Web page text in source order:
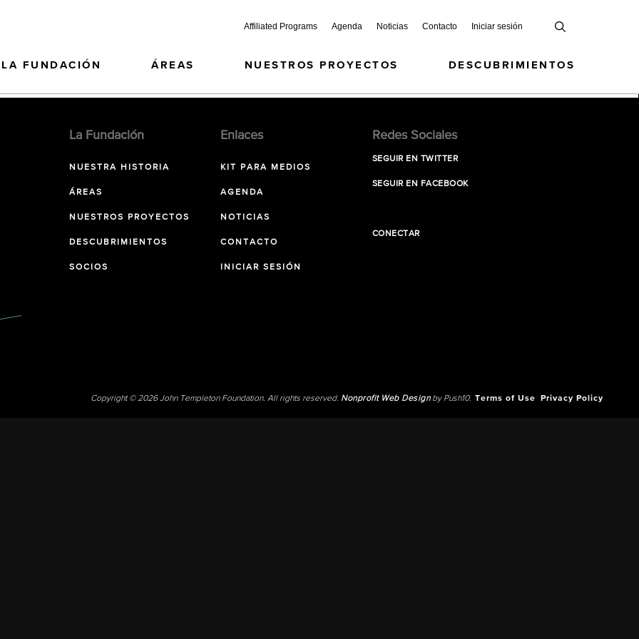
Affiliated Programs Agenda Noticias Contacto Iniciar sesión
LA FUNDACIÓN ÁREAS NUESTROS PROYECTOS DESCUBRIMIENTOS
La Fundación
NUESTRA HISTORIA
ÁREAS
NUESTROS PROYECTOS
DESCUBRIMIENTOS
SOCIOS
Enlaces
KIT PARA MEDIOS
AGENDA
NOTICIAS
CONTACTO
INICIAR SESIÓN
Redes Sociales
SEGUIR EN TWITTER
SEGUIR EN FACEBOOK
CONECTAR
Copyright © 2026 John Templeton Foundation. All rights reserved. Nonprofit Web Designby Push10. Terms of Use Privacy Policy